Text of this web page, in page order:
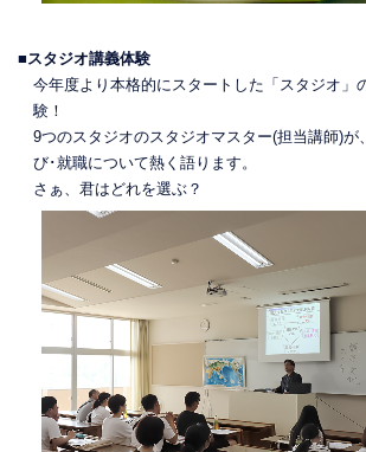
■スタジオ講義体験
今年度より本格的にスタートした「スタジオ」
験！
9つのスタジオのスタジオマスター(担当講師)が
び･就職について熱く語ります。
さぁ、君はどれを選ぶ？